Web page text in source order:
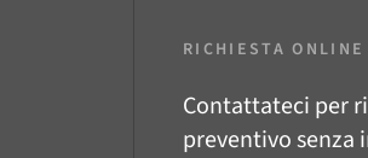
RICHIESTA ONLINE
Contattateci per
preventivo senza